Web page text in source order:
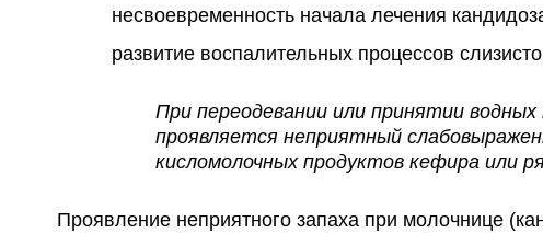
несвоевременность начала лечения
развитие воспалительных процессов
При переодевании или принятии
проявляется неприятный
кисломолочных продуктов кефира или
Проявление неприятного запаха при молочнице